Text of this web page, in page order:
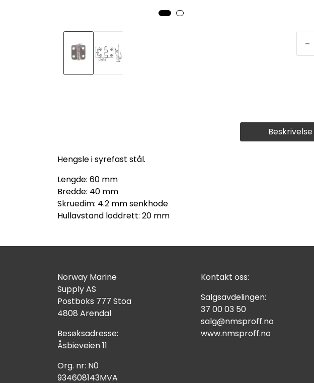
Beskrivelse
Hengsle i syrefast stål.
Lengde: 60 mm
Bredde: 40 mm
Skruedim: 4.2 mm senkhode
Hullavstand loddrett: 20 mm
-
Norway Marine
Supply AS
Postboks 777 Stoa
4808 Arendal
Besøksadresse:
Åsbieveien 11
Org. nr: N0
934608143MVA
Kontakt oss:
Salgsavdelingen:
37 00 03 50
salg@nmsproff.no
www.nmsproff.no